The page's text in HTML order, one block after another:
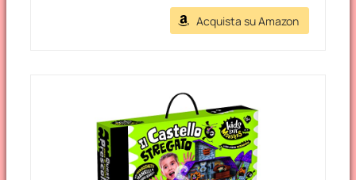
Acquista su Amazon